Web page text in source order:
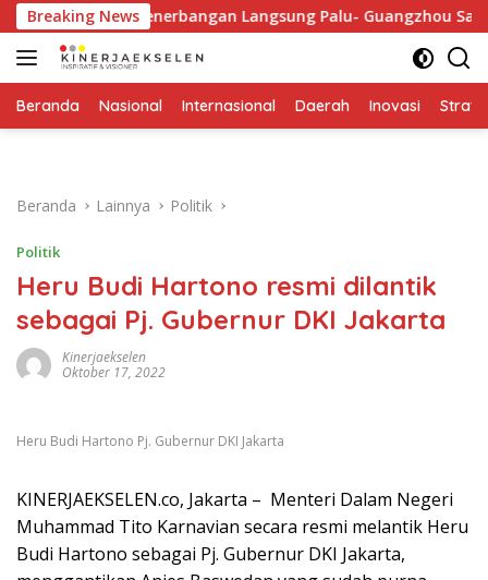
Langsung
ke
konten
Breaking News
Jalur Penerbangan Langsung Palu- Guangzhou Sangat
Beranda Nasional Internasional Daerah Inovasi
Beranda Lainnya Politik
Politik
Heru Budi Hartono resmi dilantik
sebagai Pj. Gubernur DKI Jakarta
Kinerjaekselen
Oktober 17, 2022
Heru Budi Hartono Pj. Gubernur DKI Jakarta
KINERJAEKSELEN.co, Jakarta – Menteri Dalam Negeri
Muhammad Tito Karnavian secara resmi melantik Heru
Budi Hartono sebagai Pj. Gubernur DKI Jakarta,